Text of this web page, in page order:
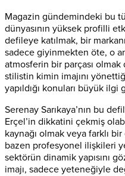
Magazin gündemindeki bu
dünyasının yüksek profilli
defileye katılmak, bir
sadece giyinmekten öte, o
atmosferin bir parçası
stilistin kimin imajını
yapıldığı konuları büyük ilgi
Serenay Sarıkaya’nın bu
Erçel’in dikkatini çekmiş
kaynağı olmak veya farklı
bazen profesyonel ilişkileri
sektörün dinamik yapısını
imajı, sadece yeteneğiyle